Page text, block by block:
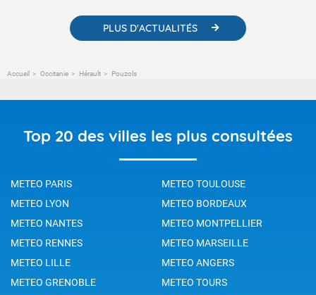
PLUS D'ACTUALITÉS
Accueil Occitanie Hérault Pouzols
Top 20 des villes les plus consultées
METEO PARIS
METEO TOULOUSE
METEO LYON
METEO BORDEAUX
METEO NANTES
METEO MONTPELLIER
METEO RENNES
METEO MARSEILLE
METEO LILLE
METEO ANGERS
METEO GRENOBLE
METEO TOURS